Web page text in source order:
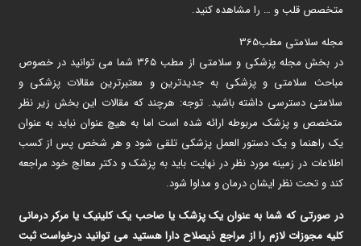
متخصص قلب و … را مشاهده کنید.
مجله سلامتی مطب365
در بخش مجله پزشکی و سلامتی از مطب ۳۶۵ شما می توانید در خصوص
مباحث سلامتی و پزشکی به جدیدترین و معتبرترین مقالات پزشکی و
سلامتی دسترسی داشته باشید. توجه: هرچند که مقالات این بخش زیر نظر
متخصص و پزشک مربوطه ارائه شده است اما به هیچ عنوان نباید به عنوان
یک راهنما و یک دستور العمل پزشکی تلقی شود و هر شخص پس از کسب
اطلاعات در زمینه مورد نظر در نهایت باید به پزشک و دکتر معالج خود مراجعه
کند و تحت نظر ایشان درمان و مداوا شود.
در صورتی که شما به عنوان یک پزشک یا صاحب یک کلینیک یا مرکر درمانی
کلیه مجوزات لازم را از مراجع ذیصلاح دارا هستید می توانید درخواست ثبت